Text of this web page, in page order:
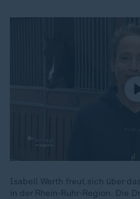
Isabell Werth freut sich über
in der Rhein-Ruhr-Region. Die